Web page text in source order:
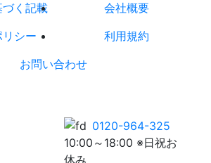
く記載
会社概要
シー
利用規約
お問い合わせ
0120-964-325
10:00～18:00 ※日祝お
休み